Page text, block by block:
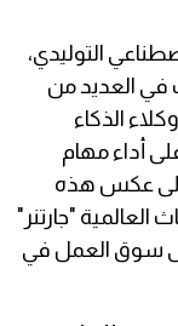
التوليدي،
في العديد من
الذكاء
أداء مهام
عكس هذه
"جارتنر"
على سوق العمل في